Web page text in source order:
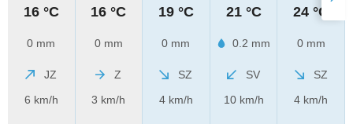
16 °C
0 mm
JZ
6 km/h
16 °C
0 mm
Z
3 km/h
19 °C
0 mm
SZ
4 km/h
21 °C
0.2 mm
SV
10 km/h
24 °C
0 mm
SZ
4 km/h